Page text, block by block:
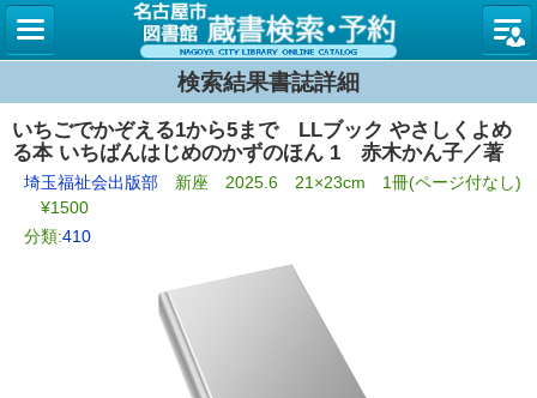
名古屋
検索結果書誌詳細
いちごでかぞえる1から5まで LLブック やさしくよめ
る本 いちばんはじめのかずのほん 1 赤木かん子／著
埼玉福祉会出版部 新座 2025.6 21×23cm 1冊(ページ付なし)
¥1500
分類:410